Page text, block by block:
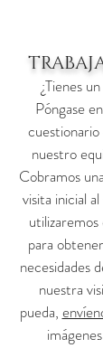
¿Tienes
Póngase
nuestro
Cobramos
visita inicial
para
necesidades
nuestra
pueda,